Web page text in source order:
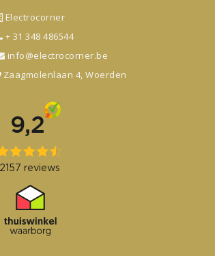
Electrocorner
+ 31 348 486544
info@electrocorner.be
Zaagmolenlaan 4, Woerden